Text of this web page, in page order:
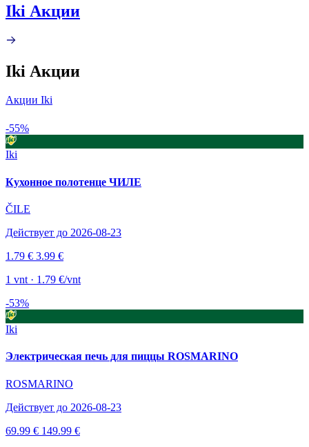
Iki Акции
Iki Акции
Акции Iki
-55%
Iki
Кухонное полотенце ЧИЛЕ
ČILE
Действует до 2026-08-23
1.79 € 3.99 €
1 vnt · 1.79 €/vnt
-53%
Iki
Электрическая печь для пиццы ROSMARINO
ROSMARINO
Действует до 2026-08-23
69.99 € 149.99 €